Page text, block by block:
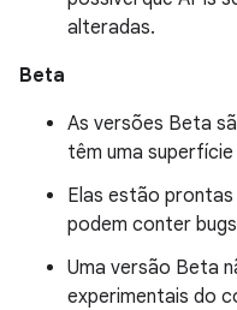
alteradas.
Beta
As versões Beta
têm uma
Elas estão
podem conter
Uma versão Beta
experimentais do